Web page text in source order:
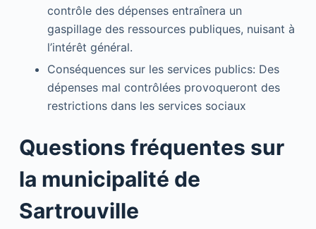
contrôle des dépenses entraînera un
gaspillage des ressources publiques, nuisant à
l’intérêt général.
Conséquences sur les services publics: Des
dépenses mal contrôlées provoqueront des
restrictions dans les services sociaux
Questions fréquentes sur
la municipalité de
Sartrouville